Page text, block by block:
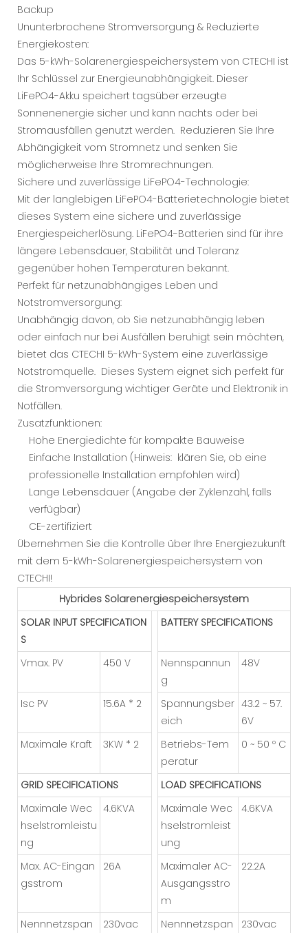
Backup
Ununterbrochene Stromversorgung & Reduzierte
Energiekosten:
Das 5-kWh-Solarenergiespeichersystem von CTECHI ist
Ihr Schlüssel zur Energieunabhängigkeit. Dieser
LiFePO4-Akku speichert tagsüber erzeugte
Sonnenenergie sicher und kann nachts oder bei
Stromausfällen genutzt werden. Reduzieren Sie Ihre
Abhängigkeit vom Stromnetz und senken Sie
möglicherweise Ihre Stromrechnungen.
Sichere und zuverlässige LiFePO4-Technologie:
Mit der langlebigen LiFePO4-Batterietechnologie bietet
dieses System eine sichere und zuverlässige
Energiespeicherlösung. LiFePO4-Batterien sind für ihre
längere Lebensdauer, Stabilität und Toleranz
gegenüber hohen Temperaturen bekannt.
Perfekt für netzunabhängiges Leben und
Notstromversorgung:
Unabhängig davon, ob Sie netzunabhängig leben
oder einfach nur bei Ausfällen beruhigt sein möchten,
bietet das CTECHI 5-kWh-System eine zuverlässige
Notstromquelle. Dieses System eignet sich perfekt für
die Stromversorgung wichtiger Geräte und Elektronik in
Notfällen.
Zusatzfunktionen:
Hohe Energiedichte für kompakte Bauweise
Einfache Installation (Hinweis: klären Sie, ob eine
professionelle Installation empfohlen wird)
Lange Lebensdauer (Angabe der Zyklenzahl, falls
verfügbar)
CE-zertifiziert
Übernehmen Sie die Kontrolle über Ihre Energiezukunft
mit dem 5-kWh-Solarenergiespeichersystem von
CTECHI!
Hybrides Solarenergiespeichersystem
SOLAR INPUT SPECIFICATION
S
BATTERY SPECIFICATIONS
Vmax. PV 450 V
Nennspannun
g
48V
Isc PV 15.6A * 2
Spannungsber
eich
43.2 ~ 57.
6V
Maximale Kraft
3KW * 2
Betriebs-Tem
peratur
0 ~ 50 º C
GRID SPECIFICATIONS
LOAD SPECIFICATIONS
Maximale Wec
hselstromleistu
ng
4.6KVA
Maximale Wec
hselstromleist
ung
4.6KVA
Max. AC-Eingan
gsstrom
26A
Maximaler AC-
Ausgangsstro
m
22.2A
Nennnetzspan 230vac Nennnetzspan 230vac